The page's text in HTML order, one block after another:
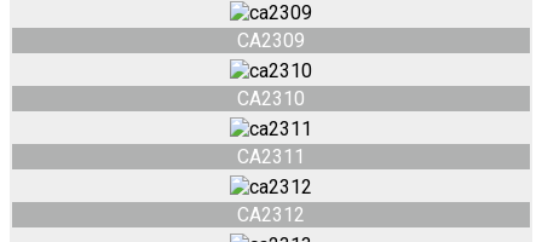
CA2309
CA2310
CA2311
CA2312